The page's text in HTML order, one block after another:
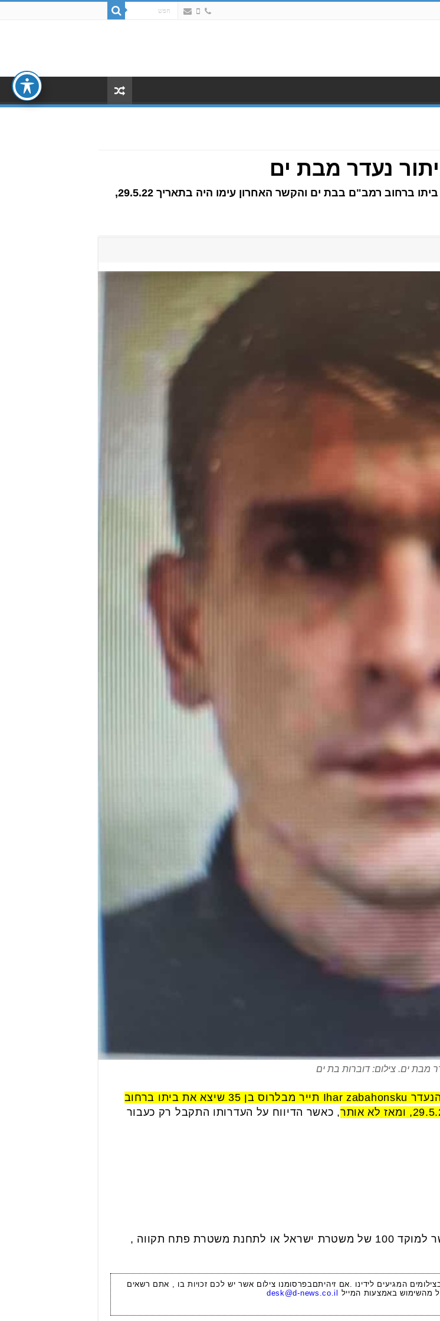
נעדר מבת ים
הנעדר Ihar zabahonsku תייר מבלרוס בן 35 שיצא את ביתו ברחוב רמב"ם בבת ים והקשר האחרון עימו היה בתאריך 29.5.22,
מבת ים. צילום: דוברות בת ים
הנעדר Ihar zabahonsku תייר מבלרוס בן 35 שיצא את ביתו ברחוב
, כאשר הדיווח על העדרותו התקבל רק כעבור
כל היודע על דבר על מקום הימצאו, מתבקש להתקשר למוקד 100 של משטרת ישראל או לתחנת משטרת פתח תקווה ,
המגיעים לידינו .אם זיהיתםבפרסומנו צילום אשר יש לכם זכויות בו , אתם רשאים
מהשימוש באמצעות המייל
desk@d-news.co.il